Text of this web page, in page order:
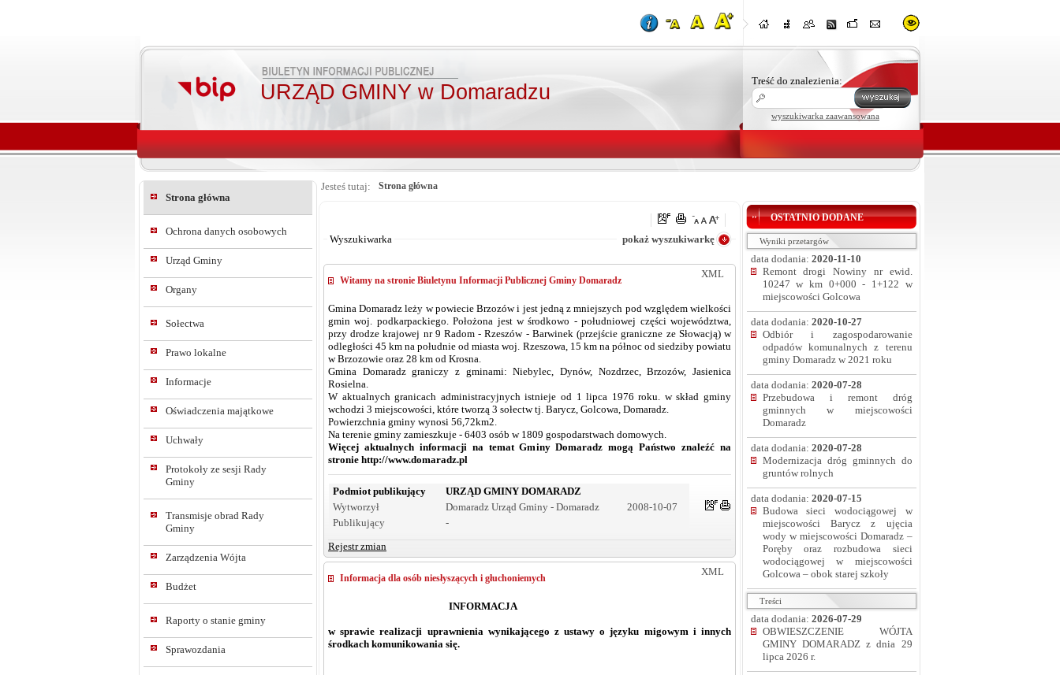
URZĄD GMINY w Domaradzu Treść do znalezienia:
wyszukiwarka zaawansowana
Strona główna
Ochrona danych osobowych
Urząd Gminy
Organy
Sołectwa
Prawo lokalne
Informacje
Oświadczenia majątkowe
Uchwały
Protokoły ze sesji Rady
Gminy
Transmisje obrad Rady
Gminy
Zarządzenia Wójta
Budżet
Raporty o stanie gminy
Sprawozdania
Jesteś tutaj: Strona główna
Wyszukiwarka pokaż wyszukiwarkę
XML
Witamy na stronie Biuletynu Informacji Publicznej Gminy Domaradz
Gmina Domaradz leży w powiecie Brzozów i jest jedną z mniejszych pod względem wielkości
gmin woj. podkarpackiego. Położona jest w środkowo - południowej części województwa,
przy drodze krajowej nr 9 Radom - Rzeszów - Barwinek (przejście graniczne ze Słowacją) w
odległości 45 km na południe od miasta woj. Rzeszowa, 15 km na północ od siedziby powiatu
w Brzozowie oraz 28 km od Krosna.
Gmina Domaradz graniczy z gminami: Niebylec, Dynów, Nozdrzec, Brzozów, Jasienica
Rosielna.
W aktualnych granicach administracyjnych istnieje od 1 lipca 1976 roku. w skład gminy
wchodzi 3 miejscowości, które tworzą 3 sołectw tj. Barycz, Golcowa, Domaradz.
Powierzchnia gminy wynosi 56,72km2.
Na terenie gminy zamieszkuje - 6403 osób w 1809 gospodarstwach domowych.
Więcej aktualnych informacji na temat Gminy Domaradz mogą Państwo znaleźć na
stronie http://www.domaradz.pl
Podmiot publikujący
URZĄD GMINY DOMARADZ
Wytworzył
Domaradz Urząd Gminy - Domaradz
2008-10-07
Publikujący
-
Rejestr zmian
XML
Informacja dla osób niesłyszących i głuchoniemych
INFORMACJA
w sprawie realizacji uprawnienia wynikającego z ustawy o języku migowym i innych
środkach komunikowania się.
OSTATNIO DODANE
Wyniki przetargów
data dodania: 2020-11-10
Remont drogi Nowiny nr ewid.
10247 w km 0+000 - 1+122 w
miejscowości Golcowa
data dodania: 2020-10-27
Odbiór i zagospodarowanie
odpadów komunalnych z terenu
gminy Domaradz w 2021 roku
data dodania: 2020-07-28
Przebudowa i remont dróg
gminnych w miejscowości
Domaradz
data dodania: 2020-07-28
Modernizacja dróg gminnych do
gruntów rolnych
data dodania: 2020-07-15
Budowa sieci wodociągowej w
miejscowości Barycz z ujęcia
wody w miejscowości Domaradz –
Poręby oraz rozbudowa sieci
wodociągowej w miejscowości
Golcowa – obok starej szkoły
Treści
data dodania: 2026-07-29
OBWIESZCZENIE WÓJTA
GMINY DOMARADZ z dnia 29
lipca 2026 r.